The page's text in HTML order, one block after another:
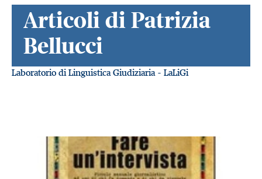
Articoli di Patrizia
Bellucci
Laboratorio di Linguistica Giudiziaria - LaLiGi